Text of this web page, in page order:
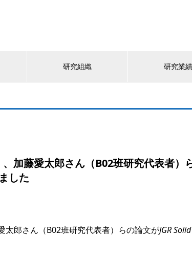
研究組織 研究業績
加藤愛太郎さん（B02班研究代表者）
した
太郎さん（B02班研究代表者）らの論文がJGR